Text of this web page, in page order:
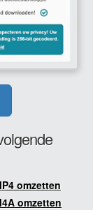
omzetten
omzetten